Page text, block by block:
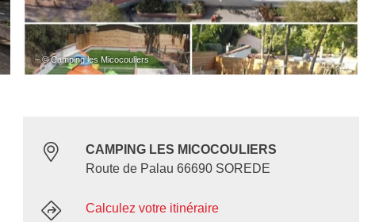
– © Camping les Micocouliers
CAMPING LES MICOCOULIERS
Route de Palau 66690 SOREDE
Calculez votre itinéraire